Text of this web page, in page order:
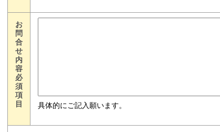
お
問
合
せ
内
容
必
須
項
目
具体的にご記入願います。